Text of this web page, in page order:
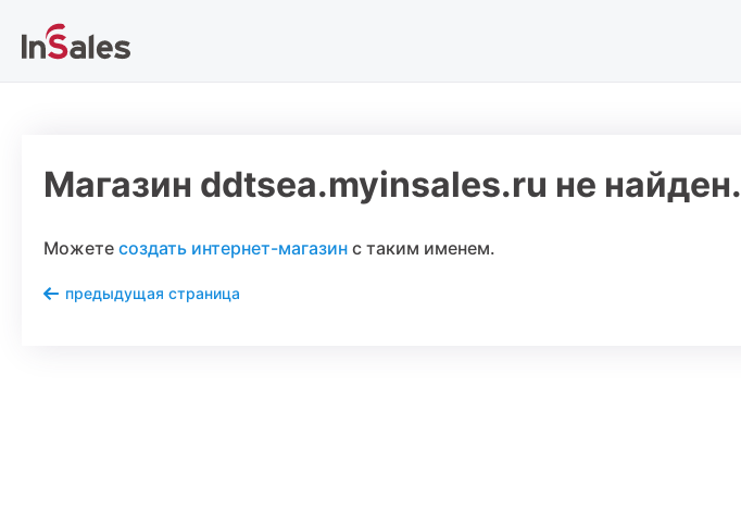
Магазин ddtsea.myinsales.ru не найден.
Можете создать интернет-магазин с таким именем.
предыдущая страница